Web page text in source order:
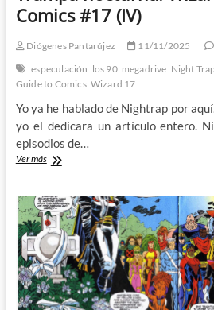
Comics #17 (IV)
Diógenes Pantarújez 11/11/2025
especulación los 90 megadrive Night Trap
Guide to Comics Wizard 17
Yo ya he hablado de Nightrap por
yo el dedicara un artículo entero.
episodios de…
Ver másTrampa
The
Guide
to
Comics
#17
(IV)